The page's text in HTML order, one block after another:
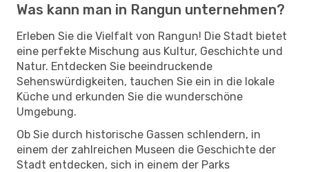
Was kann man in Rangun unternehmen?
Erleben Sie die Vielfalt von Rangun! Die Stadt bietet
eine perfekte Mischung aus Kultur, Geschichte und
Natur. Entdecken Sie beeindruckende
Sehenswürdigkeiten, tauchen Sie ein in die lokale
Küche und erkunden Sie die wunderschöne
Umgebung.
Ob Sie durch historische Gassen schlendern, in
einem der zahlreichen Museen die Geschichte der
Stadt entdecken, sich in einem der Parks